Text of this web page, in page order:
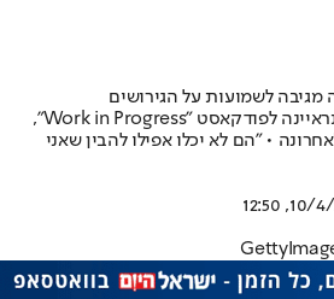
לשמועות על הגירושים
האישה הראשונה לשעבר התראיינה לפודקאסט "Work in Progress",
• "הם לא יכלו אפילו להבין שאני
10/4/